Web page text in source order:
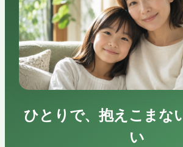
ひとりで、抱えこまな
い